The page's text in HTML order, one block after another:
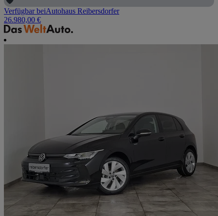
Verfügbar beiAutohaus Reibersdorfer
26.980,00 €